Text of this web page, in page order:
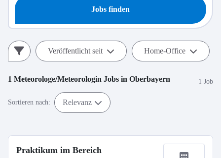
Jobs finden
Veröffentlicht seit Home-Office
1 Meteorologe/Meteorologin Jobs in Oberbayern 1 Job
Sortieren nach: Relevanz
Praktikum im Bereich